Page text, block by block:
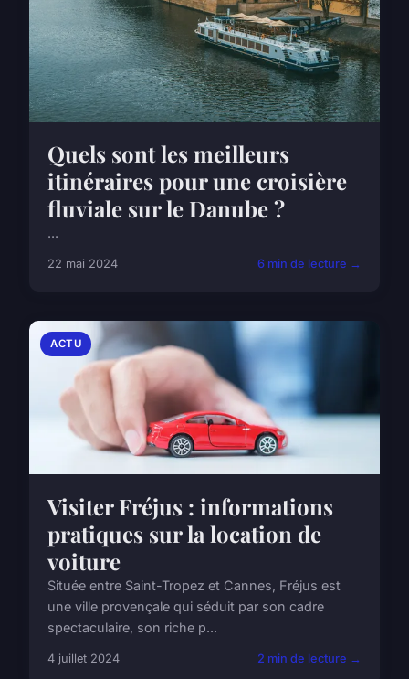
Quels sont les meilleurs
itinéraires pour une croisière
fluviale sur le Danube ?
...
22 mai 2024 6 min de lecture →
ACTU
Visiter Fréjus : informations
pratiques sur la location de
voiture
Située entre Saint-Tropez et Cannes, Fréjus est
une ville provençale qui séduit par son cadre
spectaculaire, son riche p...
4 juillet 2024 2 min de lecture →